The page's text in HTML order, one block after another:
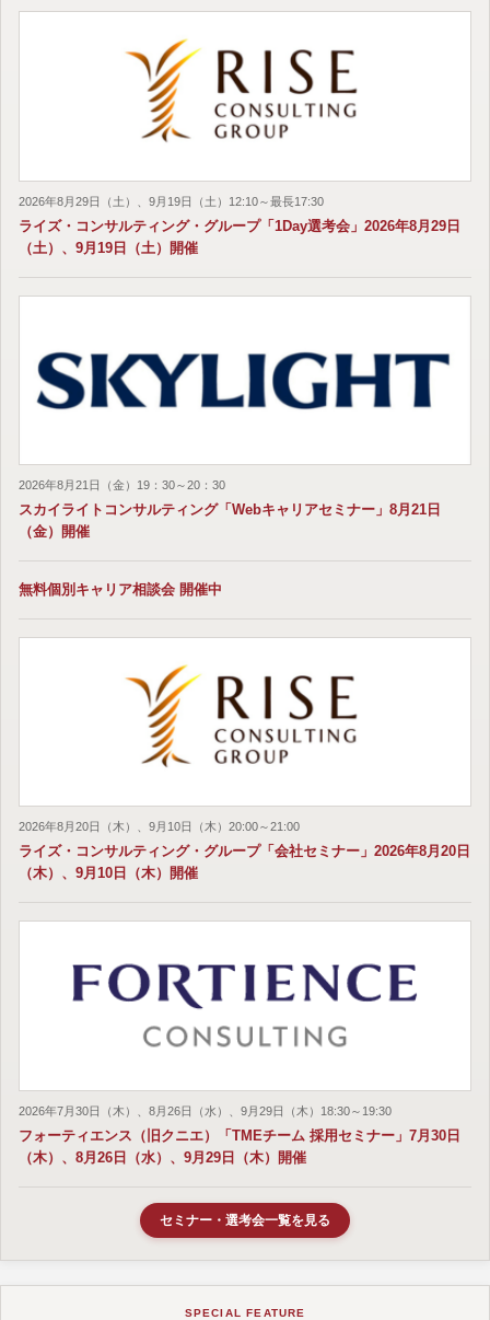
2026年8月29日（土）、9月19日（土）12:10～最長17:30
ライズ・コンサルティング・グループ「1Day選考会」2026年8月29日
（土）、9月19日（土）開催
2026年8月21日（金）19：30～20：30
スカイライトコンサルティング「Webキャリアセミナー」8月21日
（金）開催
無料個別キャリア相談会 開催中
2026年8月20日（木）、9月10日（木）20:00～21:00
ライズ・コンサルティング・グループ「会社セミナー」2026年8月20日
（木）、9月10日（木）開催
2026年7月30日（木）、8月26日（水）、9月29日（木）18:30～19:30
フォーティエンス（旧クニエ）「TMEチーム 採用セミナー」7月30日
（木）、8月26日（水）、9月29日（木）開催
セミナー・選考会一覧を見る
SPECIAL FEATURE